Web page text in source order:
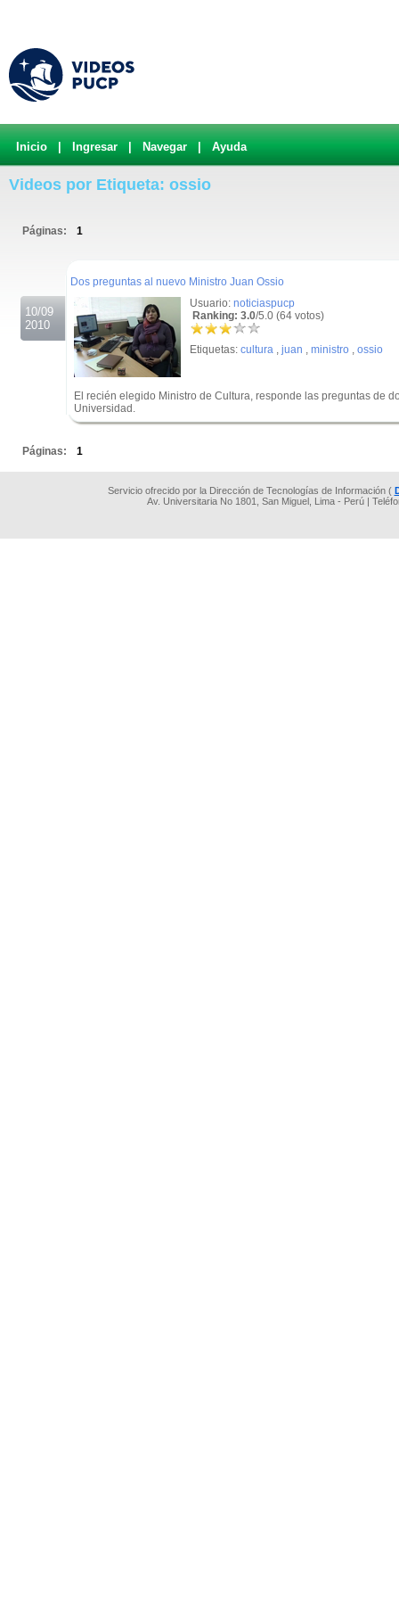
Inicio Ingresar Navegar Ayuda
Videos por Etiqueta: ossio
Páginas: 1
10/09
2010
Dos preguntas al nuevo Ministro Juan Ossio
Usuario: noticiaspucp
Ranking: 3.0/5.0 (64 votos)
Etiquetas: cultura , juan , ministro , ossio
El recién elegido Ministro de Cultura, responde las preguntas de
Universidad.
Páginas: 1
Servicio ofrecido por la Dirección de Tecnologías de Información (
Av. Universitaria No 1801, San Miguel, Lima - Perú |